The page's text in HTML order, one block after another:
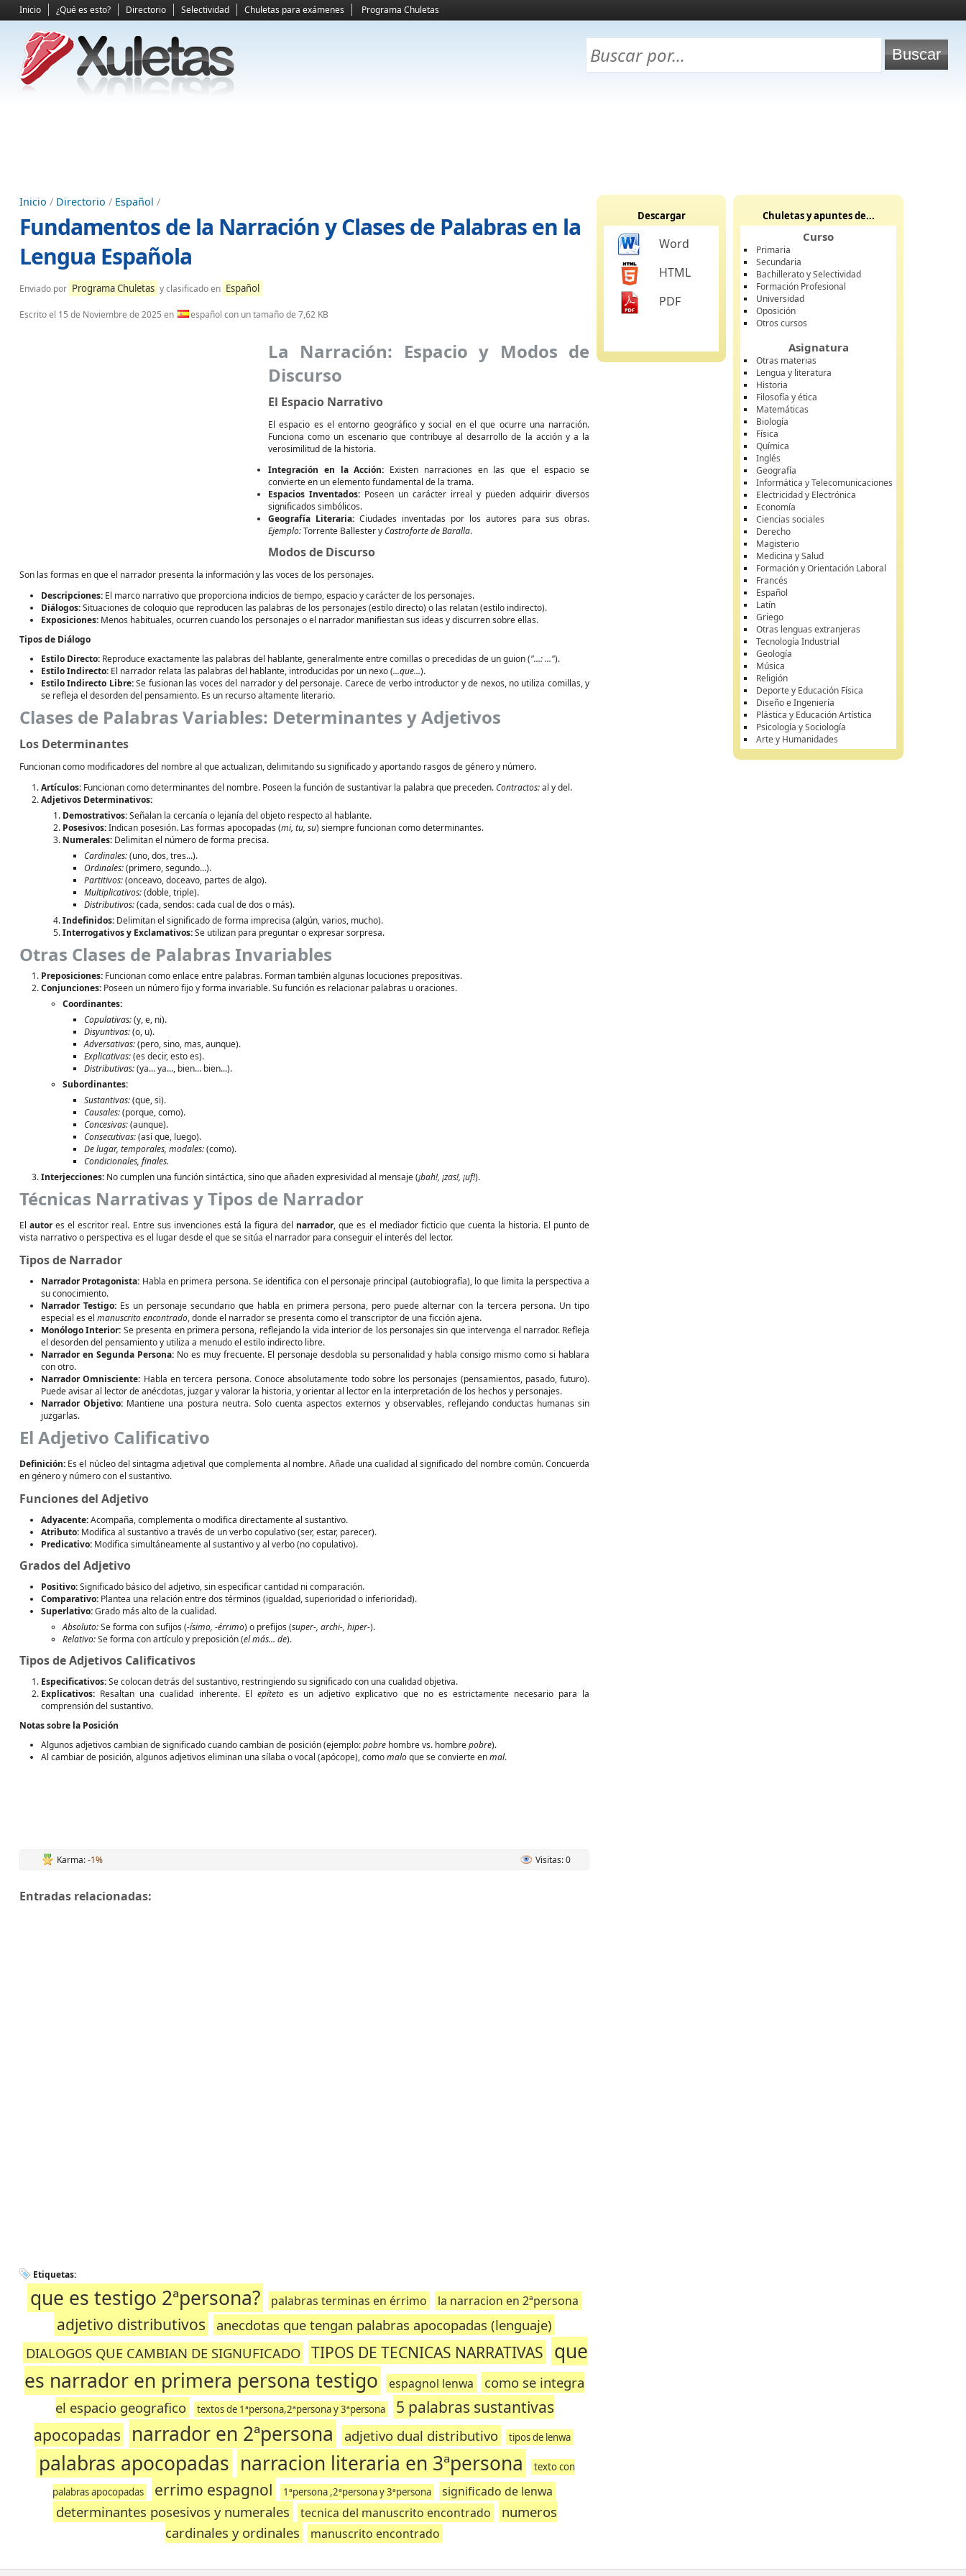
Inicio ¿Qué es esto? Directorio Selectividad Chuletas para exámenes Programa Chuletas
Inicio / Directorio / Español /
Fundamentos de la Narración y Clases de Palabras en la
Lengua Española
Enviado por Programa Chuletas y clasificado en Español
Escrito el 15 de Noviembre de 2025 en español con un tamaño de 7,62 KB
La Narración: Espacio y Modos de
Discurso
El Espacio Narrativo
El espacio es el entorno geográfico y social en el que ocurre una narración.
Funciona como un escenario que contribuye al desarrollo de la acción y a la
verosimilitud de la historia.
Integración en la Acción: Existen narraciones en las que el espacio se
convierte en un elemento fundamental de la trama.
Espacios Inventados: Poseen un carácter irreal y pueden adquirir diversos
significados simbólicos.
Geografía Literaria: Ciudades inventadas por los autores para sus obras.
Ejemplo:Torrente Ballester yCastroforte de Baralla.
Modos de Discurso
Son las formas en que el narrador presenta la información y las voces de los personajes.
Descripciones: El marco narrativo que proporciona indicios de tiempo, espacio y carácter de los personajes.
Diálogos:Situaciones de coloquio que reproducen las palabras de los personajes (estilo directo) o las relatan (estilo indirecto).
Exposiciones: Menos habituales, ocurren cuando los personajes o el narrador manifiestan sus ideas y discurren sobre ellas.
Tipos de Diálogo
Estilo Directo: Reproduce exactamente las palabras del hablante, generalmente entre comillas o precedidas de un guion ("...: ...").
Estilo Indirecto: El narrador relata las palabras del hablante, introducidas por un nexo (...que...).
Estilo Indirecto Libre:Se fusionan las voces del narrador y del personaje. Carece de verbo introductor y de nexos, no utiliza comillas, y
se refleja el desorden del pensamiento. Es un recurso altamente literario.
Clases de Palabras Variables: Determinantes y Adjetivos
Los Determinantes
Funcionan como modificadores del nombre al que actualizan, delimitando su significado y aportando rasgos de género y número.
Artículos: Funcionan como determinantes del nombre. Poseen la función de sustantivar la palabra que preceden.Contractos:al y del.
Adjetivos Determinativos:
Demostrativos:Señalan la cercanía o lejanía del objeto respecto al hablante.
Posesivos:Indican posesión. Las formas apocopadas (mi, tu, su) siempre funcionan como determinantes.
Numerales: Delimitan el número de forma precisa.
Cardinales:(uno, dos, tres...).
Ordinales:(primero, segundo...).
Partitivos:(onceavo, doceavo, partes de algo).
Multiplicativos:(doble, triple).
Distributivos:(cada, sendos: cada cual de dos o más).
Indefinidos: Delimitan el significado de forma imprecisa (algún, varios, mucho).
Interrogativos y Exclamativos:Se utilizan para preguntar o expresar sorpresa.
Otras Clases de Palabras Invariables
Preposiciones: Funcionan como enlace entre palabras. Forman también algunas locuciones prepositivas.
Conjunciones: Poseen un número fijo y forma invariable. Su función es relacionar palabras u oraciones.
Coordinantes:
Copulativas:(y, e, ni).
Disyuntivas:(o, u).
Adversativas:(pero, sino, mas, aunque).
Explicativas:(es decir, esto es).
Distributivas:(ya... ya..., bien... bien...).
Subordinantes:
Sustantivas:(que, si).
Causales:(porque, como).
Concesivas:(aunque).
Consecutivas:(así que, luego).
De lugar, temporales, modales:(como).
Condicionales, finales.
Interjecciones: No cumplen una función sintáctica, sino que añaden expresividad al mensaje (¡bah!, ¡zas!, ¡uf!).
Técnicas Narrativas y Tipos de Narrador
Elautores el escritor real. Entre sus invenciones está la figura del narrador, que es el mediador ficticio que cuenta la historia. El punto de
vista narrativo o perspectiva es el lugar desde el que se sitúa el narrador para conseguir el interés del lector.
Tipos de Narrador
Narrador Protagonista: Habla en primera persona. Se identifica con el personaje principal (autobiografía), lo que limita la perspectiva a
su conocimiento.
Narrador Testigo: Es un personaje secundario que habla en primera persona, pero puede alternar con la tercera persona. Un tipo
especial es el manuscrito encontrado, donde el narrador se presenta como el transcriptor de una ficción ajena.
Monólogo Interior: Se presenta en primera persona, reflejando la vida interior de los personajes sin que intervenga el narrador. Refleja
el desorden del pensamiento y utiliza a menudo el estilo indirecto libre.
Narrador en Segunda Persona: No es muy frecuente. El personaje desdobla su personalidad y habla consigo mismo como si hablara
con otro.
Narrador Omnisciente: Habla en tercera persona. Conoce absolutamente todo sobre los personajes (pensamientos, pasado, futuro).
Puede avisar al lector de anécdotas, juzgar y valorar la historia, y orientar al lector en la interpretación de los hechos y personajes.
Narrador Objetivo: Mantiene una postura neutra. Solo cuenta aspectos externos y observables, reflejando conductas humanas sin
juzgarlas.
El Adjetivo Calificativo
Definición: Es el núcleo del sintagma adjetival que complementa al nombre. Añade una cualidad al significado del nombre común. Concuerda
en género y número con el sustantivo.
Funciones del Adjetivo
Adyacente:Acompaña, complementa o modifica directamente al sustantivo.
Atributo: Modifica al sustantivo a través de un verbo copulativo (ser, estar, parecer).
Predicativo: Modifica simultáneamente al sustantivo y al verbo (no copulativo).
Grados del Adjetivo
Positivo:Significado básico del adjetivo, sin especificar cantidad ni comparación.
Comparativo: Plantea una relación entre dos términos (igualdad, superioridad o inferioridad).
Superlativo:Grado más alto de la cualidad.
Absoluto:Se forma con sufijos (-ísimo, -érrimo) o prefijos (super-, archi-, hiper-).
Relativo:Se forma con artículo y preposición (el más... de).
Tipos de Adjetivos Calificativos
Especificativos:Se colocan detrás del sustantivo, restringiendo su significado con una cualidad objetiva.
Explicativos: Resaltan una cualidad inherente. El epítetoes un adjetivo explicativo que no es estrictamente necesario para la
comprensión del sustantivo.
Notas sobre la Posición
Algunos adjetivos cambian de significado cuando cambian de posición (ejemplo:pobre hombre vs. hombrepobre).
Al cambiar de posición, algunos adjetivos eliminan una sílaba o vocal (apócope), comomaloque se convierte enmal.
Karma:-1% Visitas: 0
Entradas relacionadas:
Etiquetas:
que es testigo 2ªpersona? palabras terminas en érrimo la narracion en 2ªpersona
adjetivo distributivos
anecdotas que tengan palabras apocopadas (lenguaje)
DIALOGOS QUE CAMBIAN DE SIGNUFICADO
TIPOS DE TECNICAS NARRATIVAS que
es narrador en primera persona testigo
espagnol lenwa
como se integra
el espacio geografico
textos de 1ªpersona,2ªpersona y 3ªpersona
5 palabras sustantivas
apocopadas narrador en 2ªpersona adjetivo dual distributivo tipos de lenwa
palabras apocopadas narracion literaria en 3ªpersona
texto con
palabras apocopadas
errimo espagnol 1ªpersona ,2ªpersona y 3ªpersona significado de lenwa
determinantes posesivos y numerales tecnica del manuscrito encontrado
numeros
cardinales y ordinales
manuscrito encontrado
Descargar
Word
HTML
PDF
Chuletas y apuntes de...
Curso
Primaria
Secundaria
Bachillerato y Selectividad
Formación Profesional
Universidad
Oposición
Otros cursos
Asignatura
Otras materias
Lengua y literatura
Historia
Filosofía y ética
Matemáticas
Biología
Física
Química
Inglés
Geografía
Informática y Telecomunicaciones
Electricidad y Electrónica
Economía
Ciencias sociales
Derecho
Magisterio
Medicina y Salud
Formación y Orientación Laboral
Francés
Español
Latín
Griego
Otras lenguas extranjeras
Tecnología Industrial
Geología
Música
Religión
Deporte y Educación Física
Diseño e Ingeniería
Plástica y Educación Artística
Psicología y Sociología
Arte y Humanidades